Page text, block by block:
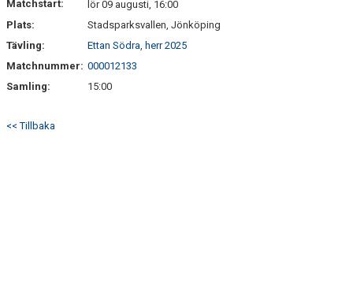
Matchstart:
lör 09 augusti, 16:00
Plats:
Stadsparksvallen, Jönköping
Tävling:
Ettan Södra, herr 2025
Matchnummer: 000012133
Samling:
15:00
<< Tillbaka